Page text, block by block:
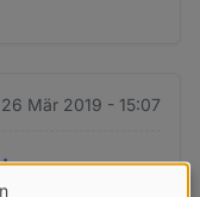
Mär 2019 - 15:07